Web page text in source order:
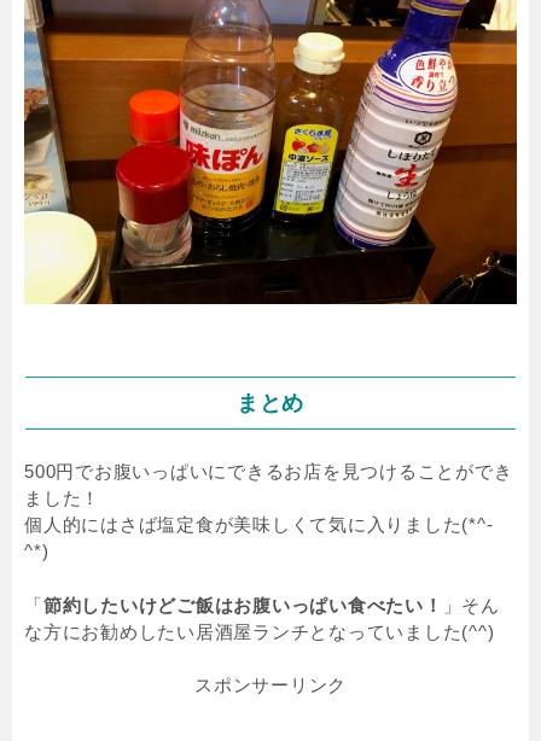
まとめ
500円でお腹いっぱいにできるお店を見つけることができ
ました！
個人的にはさば塩定食が美味しくて気に入りました(*^-
^*)
「節約したいけどご飯はお腹いっぱい食べたい！
」そん
な方にお勧めしたい居酒屋ランチとなっていました(^^)
スポンサーリンク